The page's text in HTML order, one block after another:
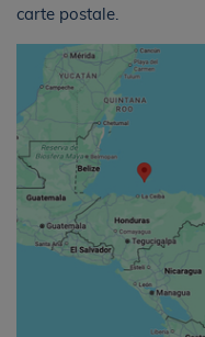
carte postale.